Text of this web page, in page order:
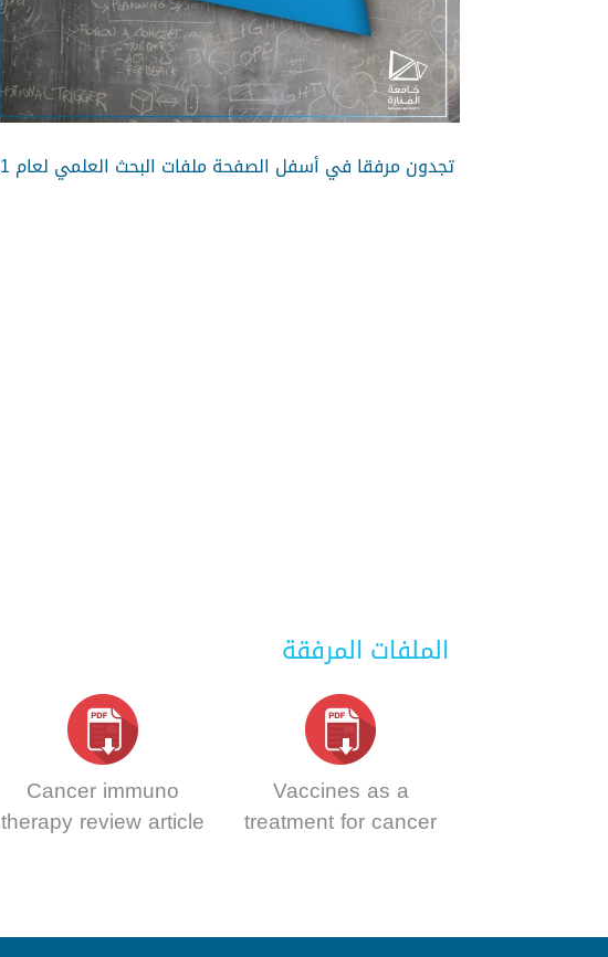
تجدون مرفقا في أسفل الصفحة ملفات البحث العلمي لعام 2021 :
الملفات المرفقة
Vaccines as a
treatment for cancer
Cancer immuno
therapy review article